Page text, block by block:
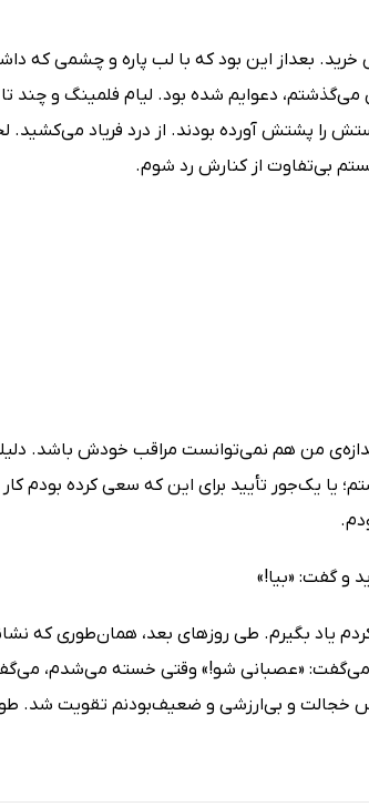
بعداز این بود که با لب پاره و چشمی که
دعوایم شده بود. لیام فلمینگ و چند
را پشتش آورده بودند. از درد فریاد
بی‌تفاوت از کنارش رد شوم.
من هم نمی‌توانست مراقب خودش باشد. دلیلش
یا یک‌جور تأیید برای این که سعی کرده بودم
و گفت: «بیا!»
بگیرم. طی روزهای بعد، همان‌طوری که نشانم
می‌گفت: «عصبانی شو!» وقتی خسته می‌شدم،
خجالت و بی‌ارزشی و ضعیف‌بودنم تقویت شد.